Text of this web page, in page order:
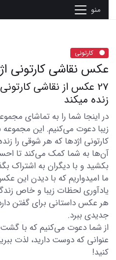
منو
کارتونی
عکس نقاشی کارتونی
27 عکس از نقاشی
زنده میکند
در اینجا شما را به تماشای
کارتونی اژدها که هر شوقی را
آن‌ها به شما کمک می‌کند تا
بکشید و با دیگران به اشتراک
ما امیدواریم که با دیدن این
یادآوری لحظات زیبا و خاص
هر عکس داستانی برای گفتن
جدیدی ببرد.
از شما دعوت می‌کنیم که با گشت
عنوانی که دوست دارید، لذت
کنید!